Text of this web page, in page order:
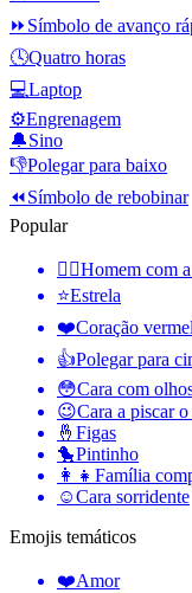
⏩Símbolo de avanço
🕓Quatro horas
💻Laptop
⚙️Engrenagem
🔔Sino
👎Polegar para baixo
⏪Símbolo de rebobinar
Popular
🤦‍♂️Homem com
⭐Estrela
❤️Coração
👍Polegar para
😳Cara com
😉Cara a piscar
🤞 Figas
🐤Pintinho
👩‍👧 Família
☺️Cara sorridente
Emojis temáticos
❤️Amor